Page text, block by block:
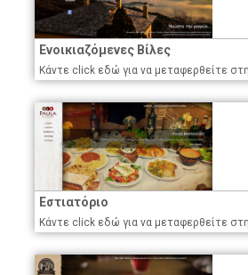
Ενοικιαζόμενες Βίλες
Κάντε click εδώ για να μεταφερθείτε
Εστιατόριο
Κάντε click εδώ για να μεταφερθείτε